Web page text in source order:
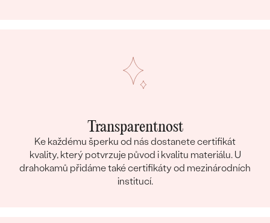
Transparentnost
Ke každému šperku od nás dostanete certifikát
kvality, který potvrzuje původ i kvalitu materiálu. U
drahokamů přidáme také certifikáty od mezinárodních
institucí.